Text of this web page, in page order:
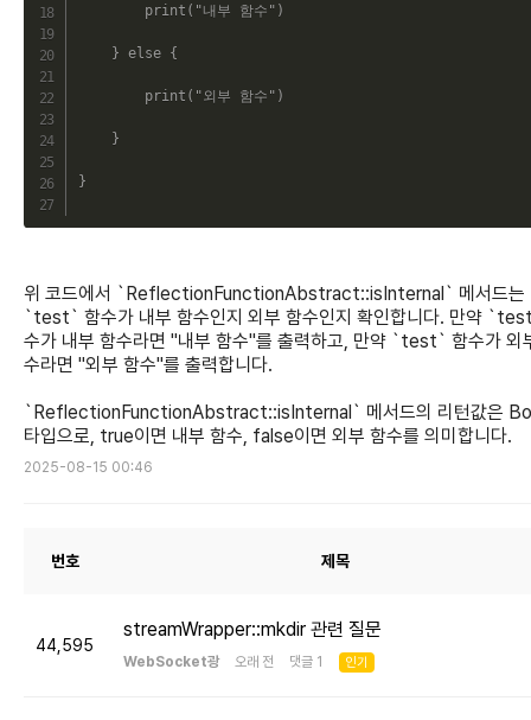
print ( "내부 함수" )
} else {
print ( "외부 함수" )
}
}
위 코드에서 `ReflectionFunctionAbstract::isInternal` 메서드는
`test` 함수가 내부 함수인지 외부 함수인지 확인합니다. 만약
수가 내부 함수라면 "내부 함수"를 출력하고, 만약 `test` 함수가 외
수라면 "외부 함수"를 출력합니다.
`ReflectionFunctionAbstract::isInternal` 메서드의 리턴값은
타입으로, true이면 내부 함수, false이면 외부 함수를 의미합니다.
2025-08-15 00:46
번호 제목
44,595
streamWrapper::mkdir 관련 질문
WebSocket광 오래 전 댓글 1 인기